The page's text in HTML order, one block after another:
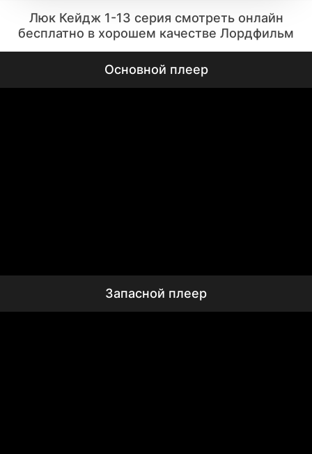
Люк Кейдж 1-13 серия смотреть онлайн
бесплатно в хорошем качестве Лордфильм
Основной плеер
Запасной плеер